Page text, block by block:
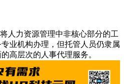
人力资源管理中非核心部分的工
业机构办理，但托管人员仍隶属
高层次的人事代理服务。